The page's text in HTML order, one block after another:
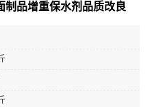
制品增重保水剂品质改良